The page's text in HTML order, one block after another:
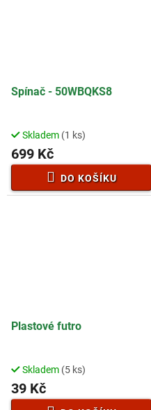
Spínač - 50WBQKS8
Skladem (1 ks)
699 Kč
DO KOŠÍKU
Plastové futro
Skladem (5 ks)
39 Kč